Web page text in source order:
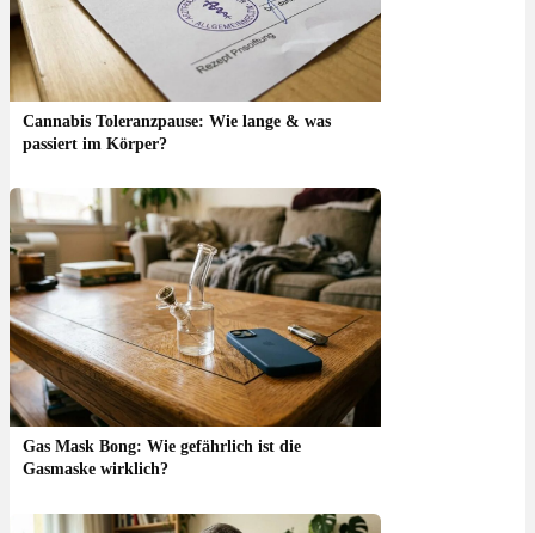
Cannabis Toleranzpause: Wie lange & was
passiert im Körper?
Gas Mask Bong: Wie gefährlich ist die
Gasmaske wirklich?